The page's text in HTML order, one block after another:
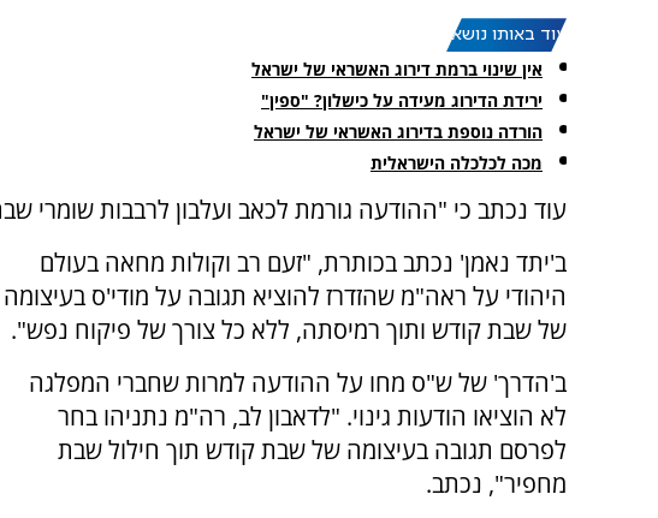
עוד באותו נושא:
אין שינוי ברמת דירוג האשראי של ישראל
ירידת הדירוג מעידה על כישלון? "ספין"
הורדה נוספת בדירוג האשראי של ישראל
מכה לכלכלה הישראלית
עוד נכתב כי "ההודעה גורמת לכאב ועלבון לרבבות שומרי
ב'יתד נאמן' נכתב בכותרת, "זעם רב וקולות מחאה בעולם
היהודי על ראה"מ שהזדרז להוציא תגובה על מודי'ס בעיצומה
של שבת קודש ותוך רמיסתה, ללא כל צורך של פיקוח נפש".
ב'הדרך' של ש"ס מחו על ההודעה למרות שחברי המפלגה
לא הוציאו הודעות גינוי. "לדאבון לב, רה"מ נתניהו בחר
לפרסם תגובה בעיצומה של שבת קודש תוך חילול שבת
מחפיר", נכתב.